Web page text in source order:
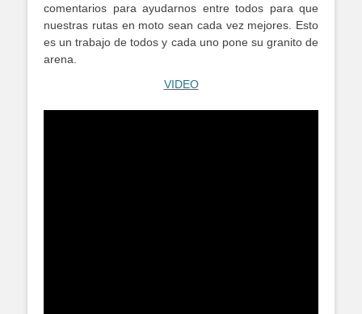
comentarios para ayudarnos entre todos para que
nuestras rutas en moto sean cada vez mejores. Esto
es un trabajo de todos y cada uno pone su granito de
arena.
VIDEO